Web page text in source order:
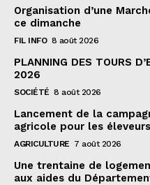
Organisation d’une
ce dimanche
FIL INFO 8 août 2026
PLANNING DES TOURS
2026
SOCIÉTÉ 8 août 2026
Lancement de la
agricole pour les
AGRICULTURE 7 août 2026
Une trentaine de
aux aides du